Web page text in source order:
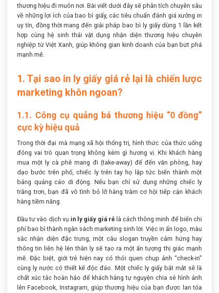
thương hiệu đi muôn nơi. Bài viết dưới đây sẽ phân tích chuyên sâu
về những lợi ích của bao bì giấy, các tiêu chuẩn đánh giá xưởng in
uy tín, đồng thời mang đến giải pháp bao bì ly giấy dùng 1 lần kết
hợp cùng hệ sinh thái vật dụng nhận diện thương hiệu chuyên
nghiệp từ Việt Xanh, giúp không gian kinh doanh của bạn bứt phá
mạnh mẽ.
1. Tại sao in ly giấy giá rẻ lại là chiến lược
marketing khôn ngoan?
1.1. Công cụ quảng bá thương hiệu “0 đồng”
cực kỳ hiệu quả
Trong thời đại mà mạng xã hội thống trị, hình thức của thức uống
đóng vai trò quan trọng không kém gì hương vị. Khi khách hàng
mua một ly cà phê mang đi (take-away) để đến văn phòng, hay
dạo bước trên phố, chiếc ly trên tay họ lập tức biến thành một
bảng quảng cáo di động. Nếu bạn chỉ sử dụng những chiếc ly
trắng trơn, bạn đã vô tình bỏ lỡ hàng trăm cơ hội tiếp cận khách
hàng tiềm năng.
Đầu tư vào dịch vụ in ly giấy giá rẻlà cách thông minh để biến chi
phí bao bì thành ngân sách marketing sinh lời. Việc in ấn logo, màu
sắc nhận diện đặc trưng, một câu slogan truyền cảm hứng hay
thông tin liên hệ lên thân ly sẽ tạo ra một ấn tượng thị giác mạnh
mẽ. Đặc biệt, giới trẻ hiện nay có thói quen chụp ảnh “check-in”
cùng ly nước có thiết kế độc đáo. Một chiếc ly giấy bắt mắt sẽ là
chất xúc tác hoàn hảo để khách hàng tự nguyện chia sẻ hình ảnh
lên Facebook, Instagram, giúp thương hiệu của bạn được lan tỏa